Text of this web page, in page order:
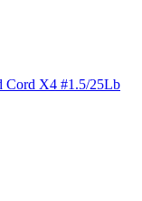
X4 #1.5/25Lb